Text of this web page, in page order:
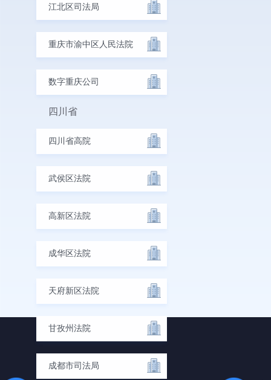
江北区司法局
重庆市渝中区人民法院
数字重庆公司
四川省
四川省高院
武侯区法院
高新区法院
成华区法院
天府新区法院
甘孜州法院
成都市司法局